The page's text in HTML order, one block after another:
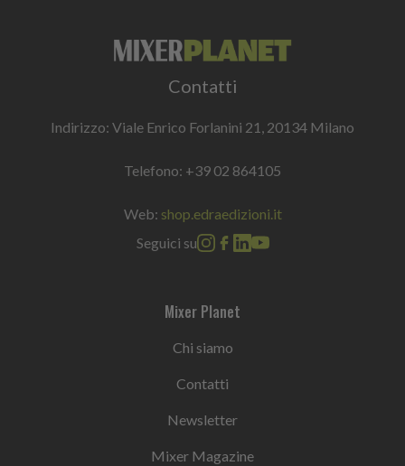
Contatti
Indirizzo: Viale Enrico Forlanini 21, 20134 Milano
Telefono: +39 02 864105
Web: shop.edraedizioni.it
Seguici su
Mixer Planet
Chi siamo
Contatti
Newsletter
Mixer Magazine